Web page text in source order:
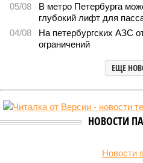
05/08
В метро Петербурга
глубокий лифт для
04/08
На петербургских АЗС
ограничений
ЕЩЕ
НОВОСТИ
Новости